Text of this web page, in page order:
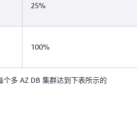
给定单 DB 实例的“实例
减去单 DB 实例不可用的
运行的部分时间内 100%
方式计算：100% 减去多
25%
100%
多 AZ DB 集群达到下表所示的